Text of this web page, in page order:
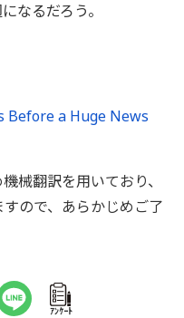
なるだろう。
Before a Huge News
械翻訳を用いており、
ので、あらかじめご了
ｱﾝｹｰﾄ